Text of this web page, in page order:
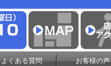
よくある質問 お客様の声